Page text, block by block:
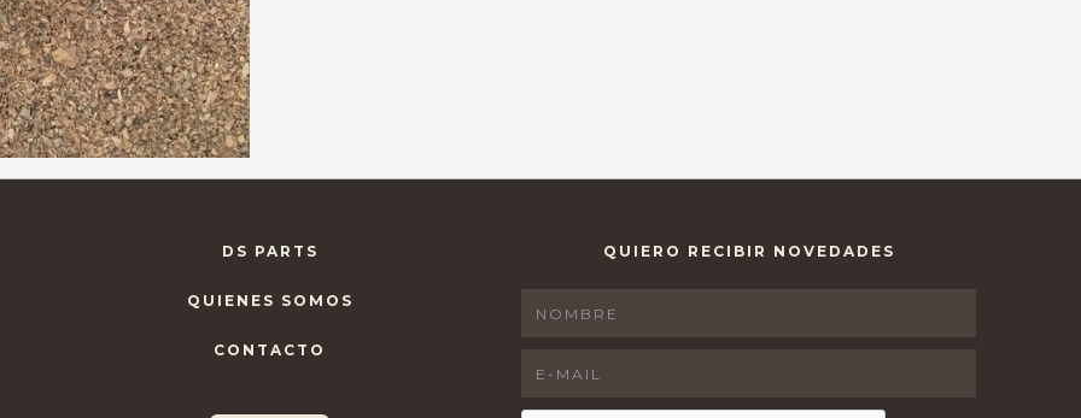
DS PARTS
QUIENES SOMOS
CONTACTO
QUIERO RECIBIR NOVEDADES